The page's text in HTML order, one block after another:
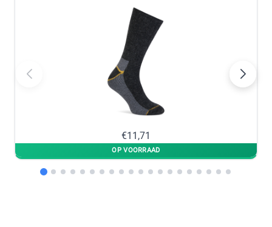
€11,71